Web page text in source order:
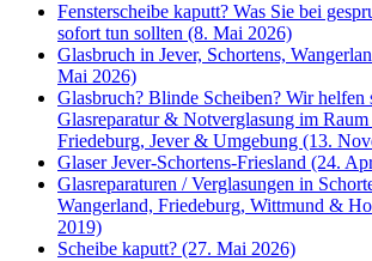
Fensterscheibe kaputt? Was Sie bei
sofort tun sollten (8. Mai 2026)
Glasbruch in Jever, Schortens,
Mai 2026)
Glasbruch? Blinde Scheiben? Wir helfen
Glasreparatur & Notverglasung im
Friedeburg, Jever & Umgebung (13.
Glaser Jever-Schortens-Friesland (24.
Glasreparaturen / Verglasungen in
Wangerland, Friedeburg, Wittmund &
2019)
Scheibe kaputt? (27. Mai 2026)